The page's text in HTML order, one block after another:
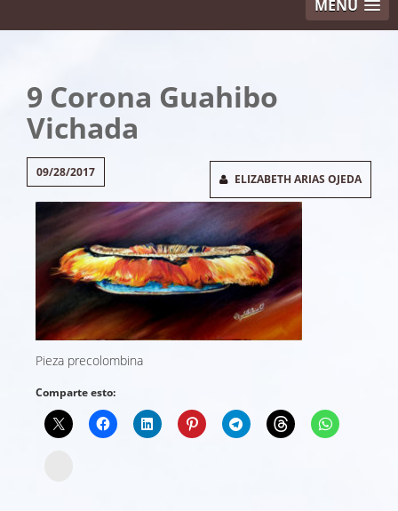
MENU
9 Corona Guahibo
Vichada
09/28/2017 ELIZABETH ARIAS OJEDA
Pieza precolombina
Comparte esto: